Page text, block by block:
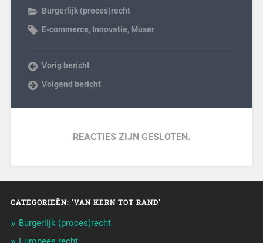
Burgerlijk (proces)recht
E-commerce, Innovatie, Muser
Vorig bericht
Volgend bericht
REACTIES ZIJN GESLOTEN.
CATEGORIEËN: ‘VAN KERN TOT RAND’
Burgerlijk (proces)recht